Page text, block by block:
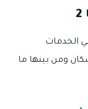
وأرقي الخدمات
ومن بينها ما